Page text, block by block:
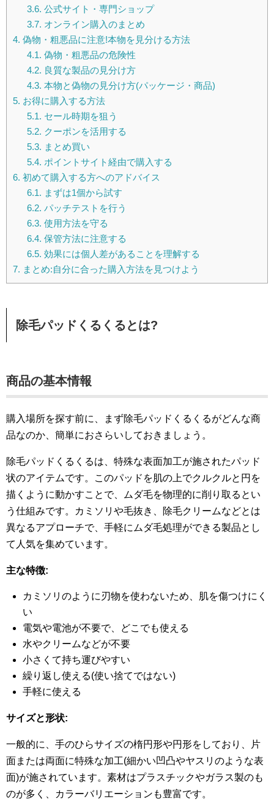
3.6. 公式サイト・専門ショップ
3.7. オンライン購入のまとめ
4. 偽物・粗悪品に注意!本物を見分ける方法
4.1. 偽物・粗悪品の危険性
4.2. 良質な製品の見分け方
4.3. 本物と偽物の見分け方(パッケージ・商品)
5. お得に購入する方法
5.1. セール時期を狙う
5.2. クーポンを活用する
5.3. まとめ買い
5.4. ポイントサイト経由で購入する
6. 初めて購入する方へのアドバイス
6.1. まずは1個から試す
6.2. パッチテストを行う
6.3. 使用方法を守る
6.4. 保管方法に注意する
6.5. 効果には個人差があることを理解する
7. まとめ:自分に合った購入方法を見つけよう
除毛パッドくるくるとは?
商品の基本情報
購入場所を探す前に、まず除毛パッドくるくるがどんな商
品なのか、簡単におさらいしておきましょう。
除毛パッドくるくるは、特殊な表面加工が施されたパッド
状のアイテムです。このパッドを肌の上でクルクルと円を
描くように動かすことで、ムダ毛を物理的に削り取るとい
う仕組みです。カミソリや毛抜き、除毛クリームなどとは
異なるアプローチで、手軽にムダ毛処理ができる製品とし
て人気を集めています。
主な特徴:
カミソリのように刃物を使わないため、肌を傷つけにく
い
電気や電池が不要で、どこでも使える
水やクリームなどが不要
小さくて持ち運びやすい
繰り返し使える(使い捨てではない)
手軽に使える
サイズと形状:
一般的に、手のひらサイズの楕円形や円形をしており、片
面または両面に特殊な加工(細かい凹凸やヤスリのような表
面)が施されています。素材はプラスチックやガラス製のも
のが多く、カラーバリエーションも豊富です。